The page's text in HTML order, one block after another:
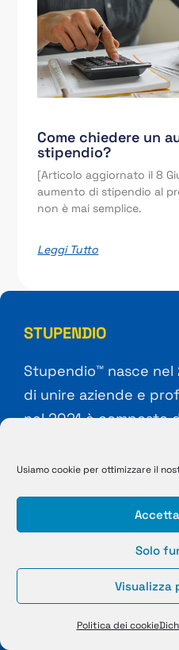
Usiamo cookie per ottimizzare il
Solo
Visualizza
Politica dei cookie
Come chiedere un
stipendio?
[Articolo aggiornato il 8
aumento di stipendio al
non è mai semplice.
Leggi Tutto
STUPENDIO
Stupendio™ nasce
di unire aziende e
nel 2021 è composto
differenti quali
costruito l’anima ed il
nuove tecnologie di
Intelligenza Artificiale,
rendere il più
per la ricerca di
lavorative.